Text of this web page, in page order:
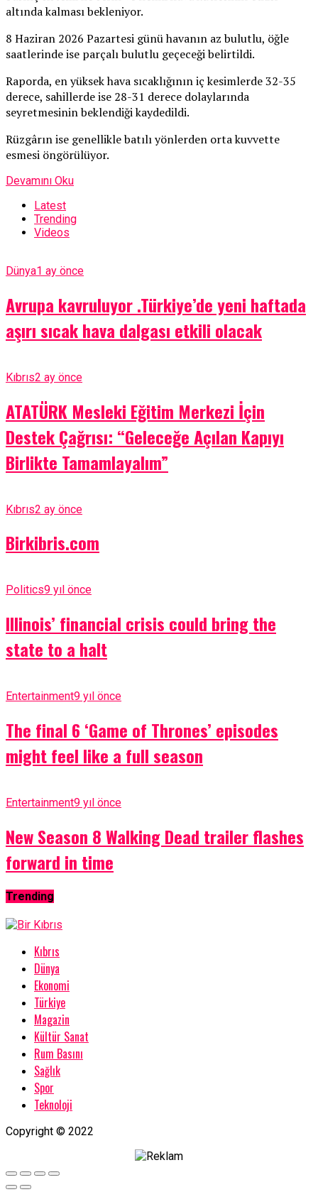
altında kalması bekleniyor.
8 Haziran 2026 Pazartesi günü havanın az bulutlu, öğle
saatlerinde ise parçalı bulutlu geçeceği belirtildi.
Raporda, en yüksek hava sıcaklığının iç kesimlerde 32-35
derece, sahillerde ise 28-31 derece dolaylarında
seyretmesinin beklendiği kaydedildi.
Rüzgârın ise genellikle batılı yönlerden orta kuvvette
esmesi öngörülüyor.
Devamını Oku
Latest
Trending
Videos
Dünya1 ay önce
Avrupa kavruluyor .Türkiye’de yeni haftada
aşırı sıcak hava dalgası etkili olacak
Kıbrıs2 ay önce
ATATÜRK Mesleki Eğitim Merkezi İçin
Destek Çağrısı: “Geleceğe Açılan Kapıyı
Birlikte Tamamlayalım”
Kıbrıs2 ay önce
Birkibris.com
Politics9 yıl önce
Illinois’ financial crisis could bring the
state to a halt
Entertainment9 yıl önce
The final 6 ‘Game of Thrones’ episodes
might feel like a full season
Entertainment9 yıl önce
New Season 8 Walking Dead trailer flashes
forward in time
Trending
Kıbrıs
Dünya
Ekonomi
Türkiye
Magazin
Kültür Sanat
Rum Basını
Sağlık
Spor
Teknoloji
Copyright © 2022